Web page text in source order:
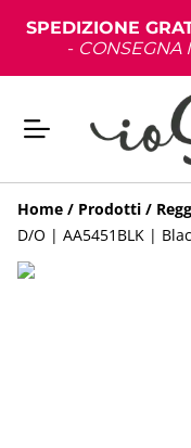
SPEDIZIONE
- CONSEGNA
Home / Prodotti /
D/O | AA5451BLK |